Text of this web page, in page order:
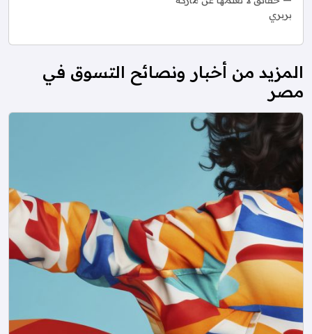
بربري
المزيد من أخبار ونصائح التسوق في
مصر